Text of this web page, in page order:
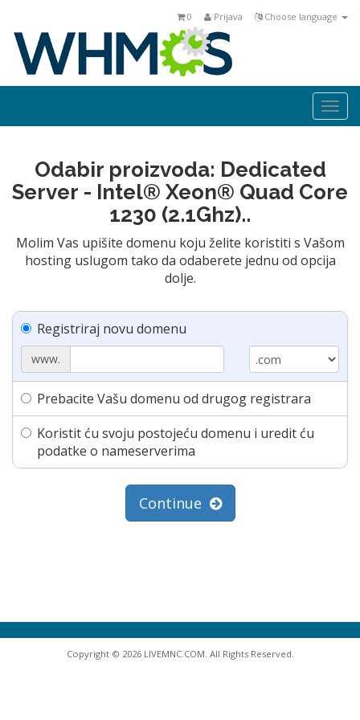
Choose language
Prijava
0
Odabir proizvoda: Dedicated
Server - Intel® Xeon® Quad Core
1230 (2.1Ghz)..
Molim Vas upišite domenu koju želite koristiti s Vašom
hosting uslugom tako da odaberete jednu od opcija
dolje.
Registriraj novu domenu
www.
Prebacite Vašu domenu od drugog registrara
Koristit ću svoju postojeću domenu i uredit ću
podatke o nameserverima
Continue
Copyright © 2026 LIVEMNC.COM. All Rights Reserved.